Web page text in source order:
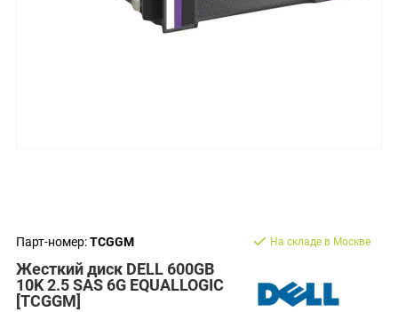
Парт-номер:TCGGM
Жесткий диск DELL 600GB
10K 2.5 SAS 6G EQUALLOGIC
[TCGGM]
На складе в Москве